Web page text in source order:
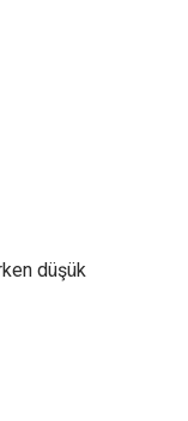
düşük